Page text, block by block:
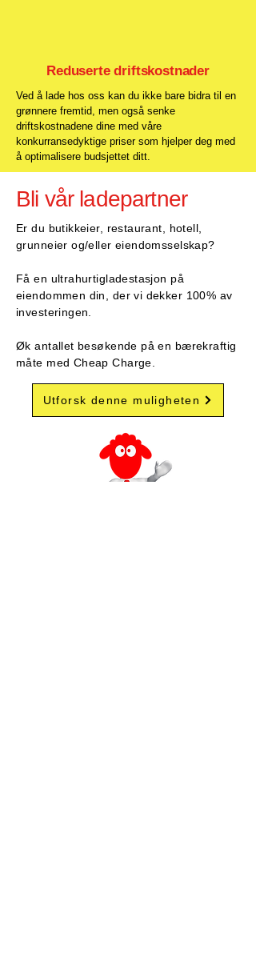
Reduserte driftskostnader
Ved å lade hos oss kan du ikke bare bidra til en
grønnere fremtid, men også senke
driftskostnadene dine med våre
konkurransedyktige priser som hjelper deg med
å optimalisere budsjettet ditt.
Bli vår ladepartner
​Er du butikkeier, restaurant, hotell,
grunneier og/eller eiendomsselskap?
Få en ultrahurtigladestasjon på
eiendommen din, der vi dekker 100% av
investeringen.
Øk antallet besøkende på en bærekraftig
måte med Cheap Charge.
Utforsk denne muligheten